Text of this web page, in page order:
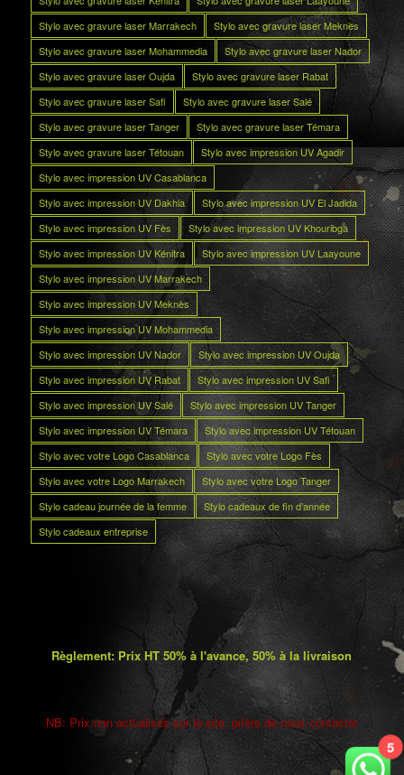
Stylo avec gravure laser Marrakech
Stylo avec gravure laser Meknès
Stylo avec gravure laser Mohammedia
Stylo avec gravure laser Nador
Stylo avec gravure laser Oujda
Stylo avec gravure laser Rabat
Stylo avec gravure laser Safi
Stylo avec gravure laser Salé
Stylo avec gravure laser Tanger
Stylo avec gravure laser Témara
Stylo avec gravure laser Tétouan
Stylo avec impression UV Agadir
Stylo avec impression UV Casablanca
Stylo avec impression UV Dakhla
Stylo avec impression UV El Jadida
Stylo avec impression UV Fès
Stylo avec impression UV Khouribga
Stylo avec impression UV Kénitra
Stylo avec impression UV Laayoune
Stylo avec impression UV Marrakech
Stylo avec impression UV Meknès
Stylo avec impression UV Mohammedia
Stylo avec impression UV Nador
Stylo avec impression UV Oujda
Stylo avec impression UV Rabat
Stylo avec impression UV Safi
Stylo avec impression UV Salé
Stylo avec impression UV Tanger
Stylo avec impression UV Témara
Stylo avec impression UV Tétouan
Stylo avec votre Logo Casablanca
Stylo avec votre Logo Fès
Stylo avec votre Logo Marrakech
Stylo avec votre Logo Tanger
Stylo cadeau journée de la femme
Stylo cadeaux de fin d’année
Stylo cadeaux entreprise
Règlement: Prix HT 50% à l'avance, 50% à la livraison
NB: Prix non actualisés sur le site. prière de nous contacter
5